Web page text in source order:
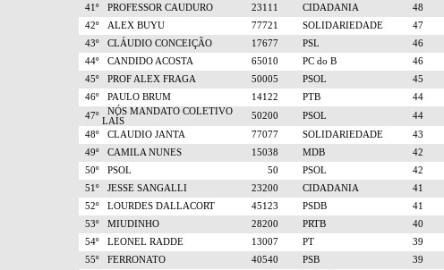
41º
PROFESSOR CAUDURO 23111 CIDADANIA 48
42º
ALEX BUYU 77721 SOLIDARIEDADE 47
43º
CLÁUDIO CONCEIÇÃO 17677 PSL 46
44º
CANDIDO ACOSTA 65010 PC do B 46
45º
PROF ALEX FRAGA 50005 PSOL 45
46º
PAULO BRUM 14122 PTB 44
47º
NÓS MANDATO COLETIVO
LAÍS
50200 PSOL 44
48º
CLAUDIO JANTA 77077 SOLIDARIEDADE 43
49º
CAMILA NUNES 15038 MDB 42
50º
PSOL 50 PSOL 42
51º
JESSE SANGALLI 23200 CIDADANIA 41
52º
LOURDES DALLACORT 45123 PSDB 41
53º
MIUDINHO 28200 PRTB 40
54º
LEONEL RADDE 13007 PT 39
55º
FERRONATO 40540 PSB 39